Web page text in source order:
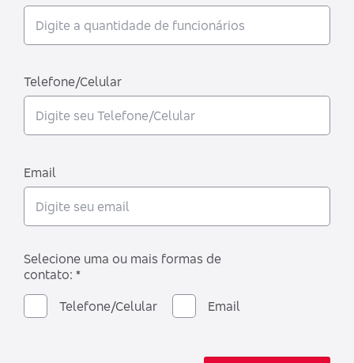
Telefone/Celular
Email
Selecione uma ou mais formas de
contato: *
Telefone/Celular
Email